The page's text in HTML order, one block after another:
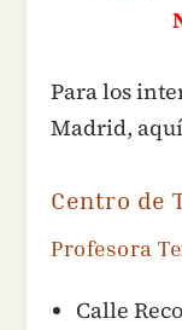
Para los
Madrid,
Centro de
Profesora
Calle